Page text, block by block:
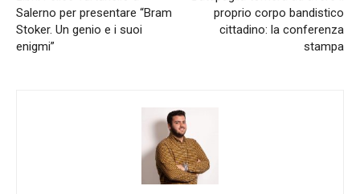
Salerno per presentare “Bram
Stoker. Un genio e i suoi
enigmi”
proprio corpo bandistico
cittadino: la conferenza
stampa